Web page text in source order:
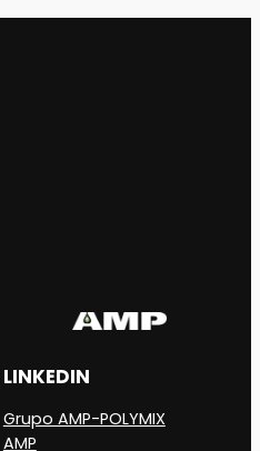
LINKEDIN
Grupo AMP-POLYMIX
AMP